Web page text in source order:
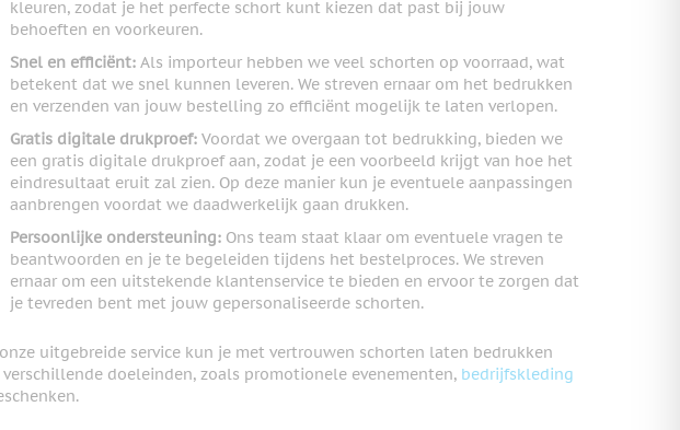
kleuren, zodat je het perfecte schort kunt kiezen dat past bij jouw
behoeften en voorkeuren.
Snel en efficiënt: Als importeur hebben we veel schorten op voorraad, wat
betekent dat we snel kunnen leveren. We streven ernaar om het bedrukken
en verzenden van jouw bestelling zo efficiënt mogelijk te laten verlopen.
Gratis digitale drukproef: Voordat we overgaan tot bedrukking, bieden we
een gratis digitale drukproef aan, zodat je een voorbeeld krijgt van hoe het
eindresultaat eruit zal zien. Op deze manier kun je eventuele aanpassingen
aanbrengen voordat we daadwerkelijk gaan drukken.
Persoonlijke ondersteuning: Ons team staat klaar om eventuele vragen te
beantwoorden en je te begeleiden tijdens het bestelproces. We streven
ernaar om een uitstekende klantenservice te bieden en ervoor te zorgen dat
je tevreden bent met jouw gepersonaliseerde schorten.
uitgebreide service kun je met vertrouwen schorten laten bedrukken
verschillende doeleinden, zoals promotionele evenementen, bedrijfskleding